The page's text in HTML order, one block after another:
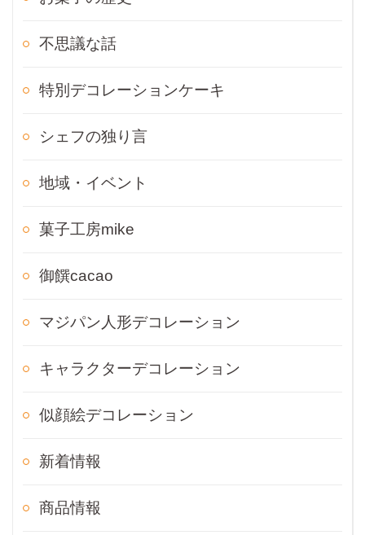
不思議な話
特別デコレーションケーキ
シェフの独り言
地域・イベント
菓子工房mike
御饌cacao
マジパン人形デコレーション
キャラクターデコレーション
似顔絵デコレーション
新着情報
商品情報